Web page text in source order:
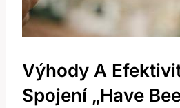
Výhody A
Spojení „have